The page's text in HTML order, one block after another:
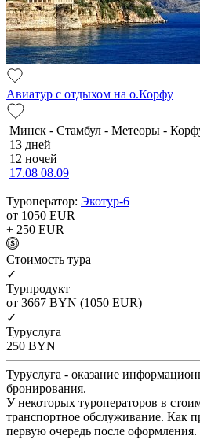
Авиатур с отдыхом на о.Корфу
Минск - Стамбул - Метеоры -
13 дней
12 ночей
17.08 08.09
Туроператор: Экотур-6
от 1050 EUR
+ 250 EUR
Cтоимость тура
✓
Турпродукт
от 3667 BYN (1050 EUR)
✓
Туруслуга
250 BYN
Туруслуга - оказание
бронирования.
У некоторых туроператоров в
транспортное обслуживание. Как
первую очередь после оформления.